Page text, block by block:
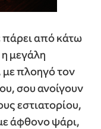
πάρει από κάτω
μεγάλη
πλοηγό τον
σου ανοίγουν
εστιατορίου,
άφθονο ψάρι,